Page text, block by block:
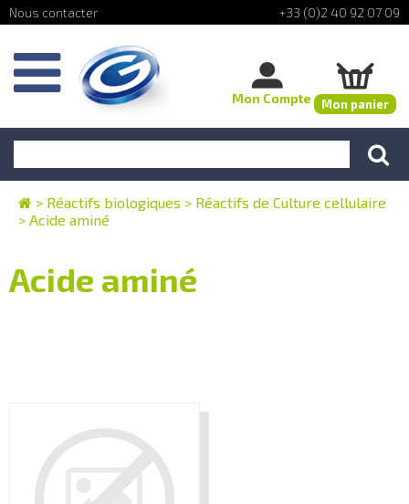
+33 (0)2 40 92 07 09
Mon Compte Mon panier
> Réactifs biologiques > Réactifs de Culture cellulaire
> Acide aminé
Acide aminé